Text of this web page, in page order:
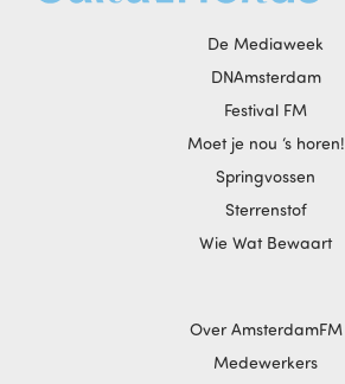
De Mediaweek
DNAmsterdam
Festival FM
Moet je nou ‘s horen!
Springvossen
Sterrenstof
Wie Wat Bewaart
Over AmsterdamFM
Medewerkers